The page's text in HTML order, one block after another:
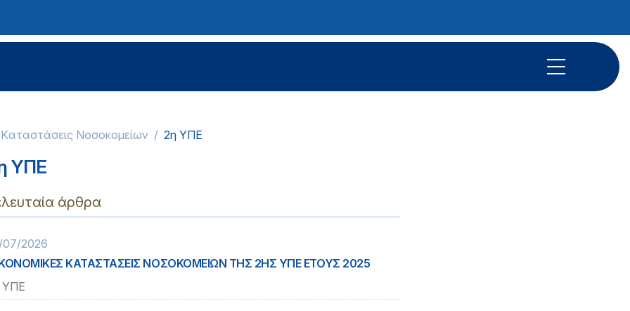
Kαταστάσεις Νοσοκομείων 2η ΥΠΕ
ΥΠΕ
άρθρα
07/2026
ΚΑΤΑΣΤΑΣΕΙΣ ΝΟΣΟΚΟΜΕΙΩΝ ΤΗΣ 2ΗΣ ΥΠΕ ΕΤΟΥΣ 2025
ΥΠΕ